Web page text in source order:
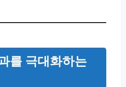
를 극대화하는